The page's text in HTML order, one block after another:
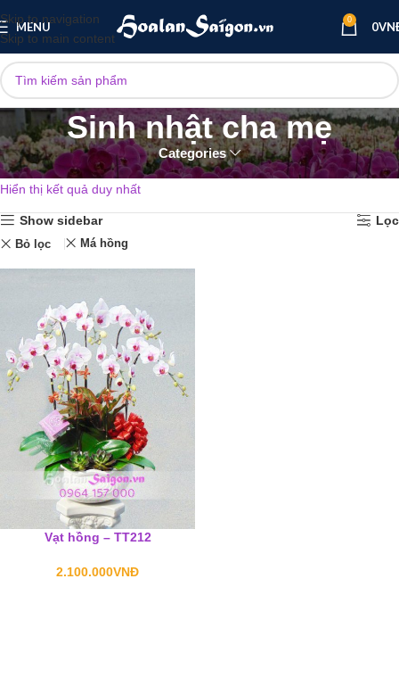
Skip to navigation
Skip to main content
MENU 0 0
Sinh nhật cha mẹ
Categories
Trang chủ Lan hồ điệp sinh nhật Sinh nhật cha mẹ
Hiển thị kết quả duy nhất
Show sidebar Lọc
Bỏ lọc Má hồng
Vạt hồng – TT212
2.100.000VNĐ